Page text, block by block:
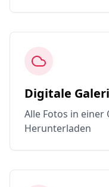
Digitale
Alle Fotos in einer
Herunterladen